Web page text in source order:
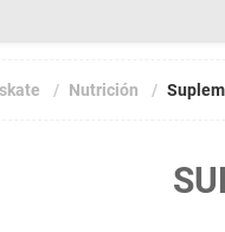
Nutrición